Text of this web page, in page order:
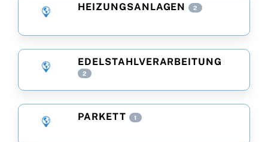
HEIZUNGSANLAGEN 2
EDELSTAHLVERARBEITUNG
2
PARKETT 1